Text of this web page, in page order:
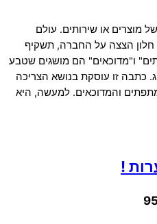
מוצרים או שירותים. עולם
חלון הצצה על החברה, תשקיף
"מתפתים" ו"מדוכאים" הם מושגים שטבע
מושגים אלו משקפים(…) 1. ג. כתבה זו עוסקת בנושא הצריכה
והמדוכאים. למעשה, היא